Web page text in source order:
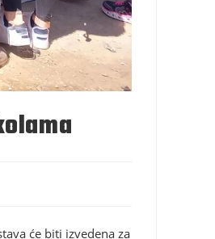
će biti izvedena za